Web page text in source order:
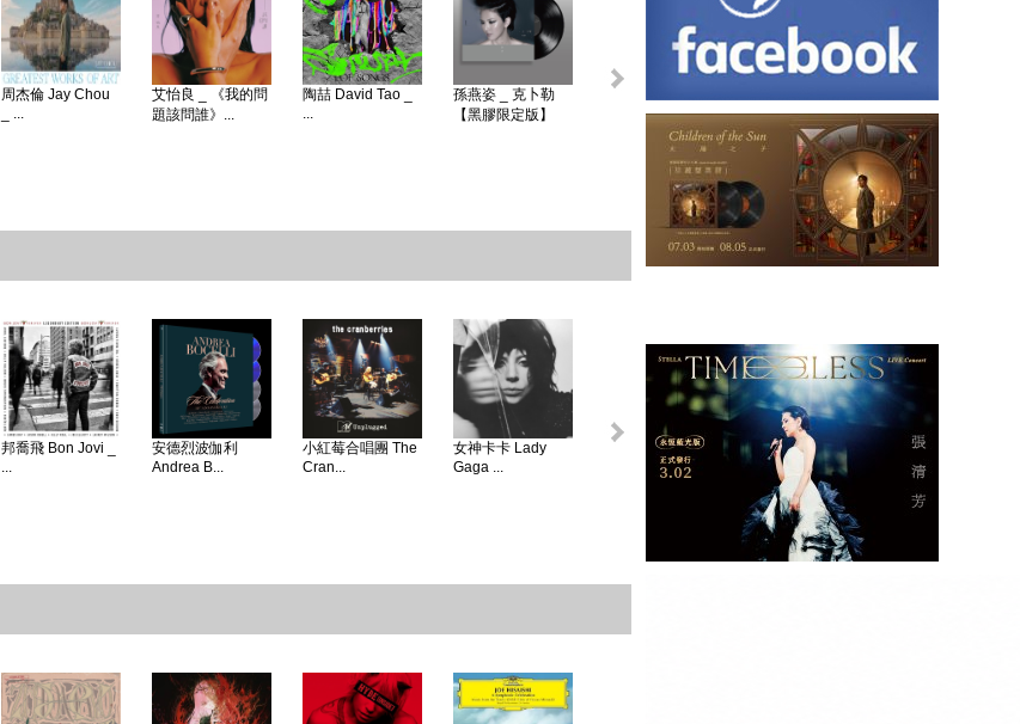
周杰倫 Jay Chou
_ ...
艾怡良 _ 《我的問
題該問誰》...
陶喆 David Tao _
...
孫燕姿 _ 克卜勒
【黑膠限定版】
邦喬飛 Bon Jovi _
...
安德烈波伽利
Andrea B...
小紅莓合唱團 The
Cran...
女神卡卡 Lady
Gaga ...
怪奇比莉 BILLIE
蘿兒 Lorde _ 聖女
莎賓娜卡本特
Sabrina ...